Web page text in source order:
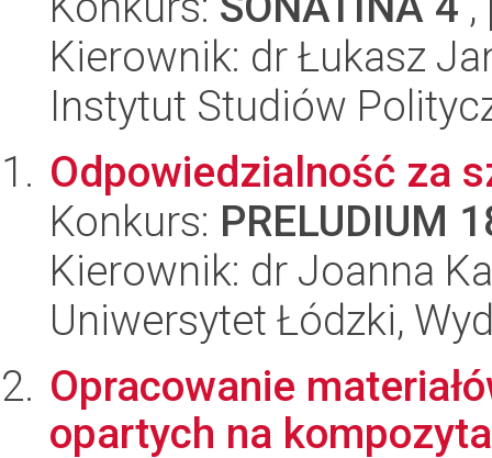
Kierownik: dr Łukasz
Instytut Studiów
Odpowiedzialność za
Konkurs: PRELUDIUM
Kierownik: dr Joanna
Uniwersytet Łódzki,
Opracowanie
opartych na